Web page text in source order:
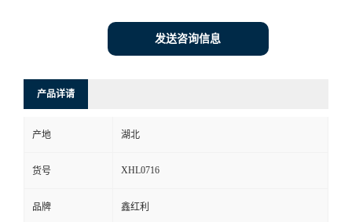
发送咨询信息
产品详请
产地 湖北
货号 XHL0716
品牌 鑫红利